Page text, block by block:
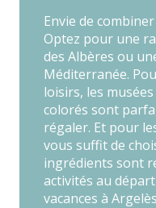
Envie de
Optez pour une
des Albères ou
Méditerranée.
loisirs, les
colorés sont
régaler. Et pour
vous suffit de
ingrédients sont
activités au
vacances à